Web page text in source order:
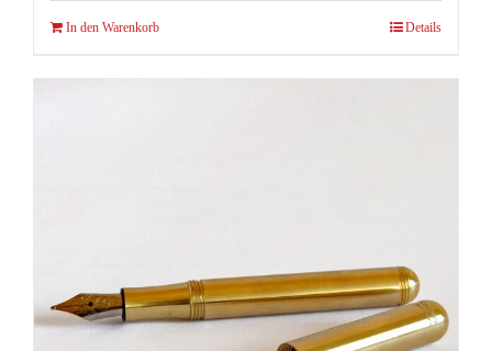
In den Warenkorb Details